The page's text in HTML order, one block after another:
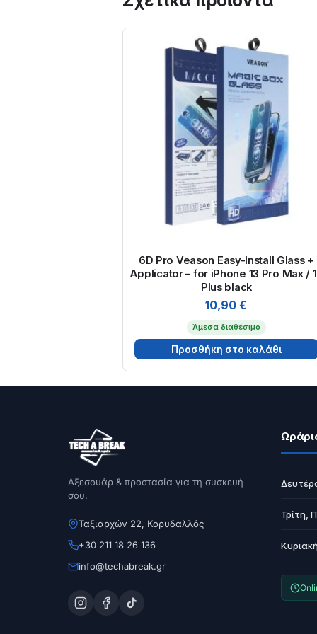
6D Pro Veason Easy-Install Glass +
Applicator – for iPhone 13 Pro Max /
Plus black
10,90€
Άμεσα διαθέσιμο
Προσθήκη στο καλάθι
Αξεσουάρ & προστασία για τη συσκευή
σου.
Ταξιαρχών 22, Κορυδαλλός
+30 211 18 26 136
info@techabreak.gr
Τρίτη,